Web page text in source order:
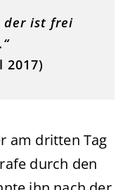
der ist frei
2017)
am dritten Tag
durch den